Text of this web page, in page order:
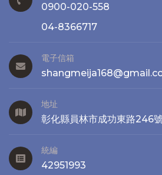
0900-020-558
04-8366717
電子信箱
地址
彰化縣員林市成功東路246
統編
42951993